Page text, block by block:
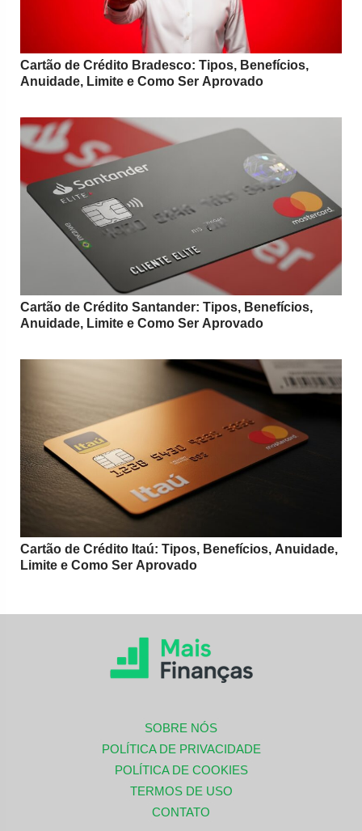
Cartão de Crédito Bradesco: Tipos, Benefícios,
Anuidade, Limite e Como Ser Aprovado
Cartão de Crédito Santander: Tipos, Benefícios,
Anuidade, Limite e Como Ser Aprovado
Cartão de Crédito Itaú: Tipos, Benefícios, Anuidade,
Limite e Como Ser Aprovado
SOBRE NÓS
POLÍTICA DE PRIVACIDADE
POLÍTICA DE COOKIES
TERMOS DE USO
CONTATO